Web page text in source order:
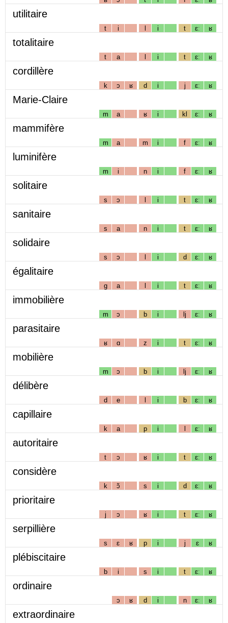
utilitaire
t i l i t ɛː ʁ
totalitaire
t a l i t ɛː ʁ
cordillère
k ɔ ʁ d i j ɛː ʁ
Marie-Claire
m a ʁ i kl ɛː ʁ
mammifère
m a m i f ɛː ʁ
luminifère
m i n i f ɛː ʁ
solitaire
s ɔ l i t ɛː ʁ
sanitaire
s a n i t ɛː ʁ
solidaire
s ɔ l i d ɛː ʁ
égalitaire
g a l i t ɛː ʁ
immobilière
m ɔ b i lj ɛː ʁ
parasitaire
ʁ ɑ z i t ɛː ʁ
mobilière
m ɔ b i lj ɛː ʁ
délibère
d e l i b ɛː ʁ
capillaire
k a p i l ɛː ʁ
autoritaire
t ɔ ʁ i t ɛː ʁ
considère
k ɔ̃ s i d ɛː ʁ
prioritaire
j ɔ ʁ i t ɛː ʁ
serpillière
s ɛ ʁ p i j ɛ ʁ
plébiscitaire
b i s i t ɛː ʁ
ordinaire
ɔ ʁ d i n ɛː ʁ
extraordinaire